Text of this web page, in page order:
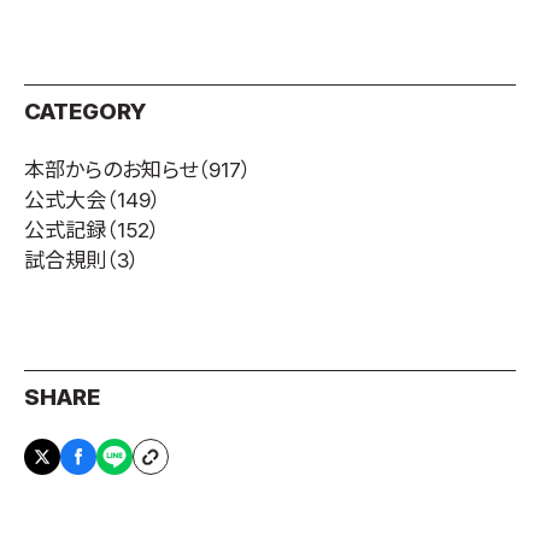
CATEGORY
本部からのお知らせ（917）
公式大会（149）
公式記録（152）
試合規則 （3）
SHARE